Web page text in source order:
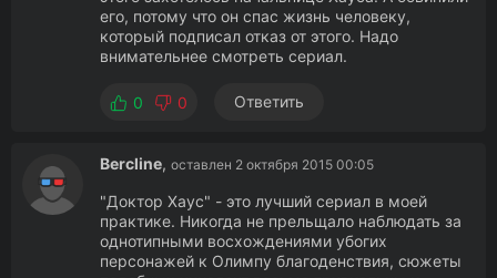
его, потому что он спас жизнь человеку,
который подписал отказ от этого. Надо
внимательнее смотреть сериал.
0 0 Ответить
Bercline, оставлен 2 октября 2015 00:05
"Доктор Хаус" - это лучший сериал в моей
практике. Никогда не прельщало наблюдать за
однотипными восхождениями убогих
персонажей к Олимпу благоденствия, сюжеты